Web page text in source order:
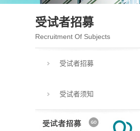
受试者招募
Recruitment Of Subjects
受试者招募
受试者须知